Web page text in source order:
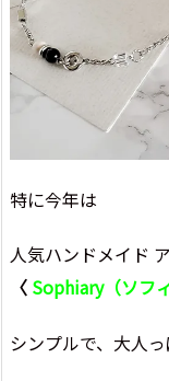
特に今年は
人気ハンドメイド
〈 Sophiary（ソフ
シンプルで、大人